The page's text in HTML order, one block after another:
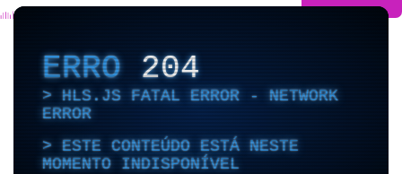
ERRO204
HLS.JS FATAL ERROR - NETWORK
ERROR
ESTE CONTEÚDO ESTÁ NESTE
MOMENTO INDISPONÍVEL